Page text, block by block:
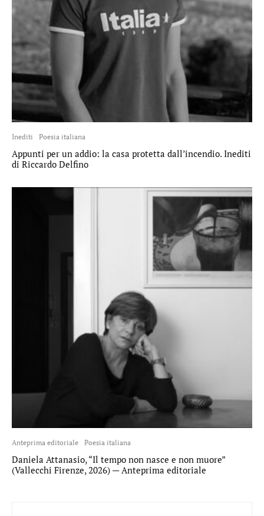
Inediti Poesia italiana
Appunti per un addio: la casa protetta dall’incendio. Inediti
di Riccardo Delfino
Anteprima editoriale Poesia italiana
Daniela Attanasio, “Il tempo non nasce e non muore”
(Vallecchi Firenze, 2026) — Anteprima editoriale